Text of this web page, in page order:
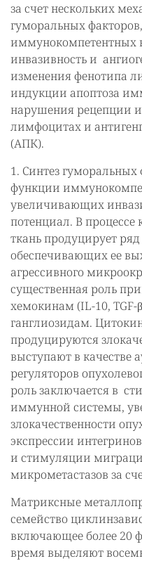
за счет нескольких
гуморальных
иммунокомпетентных
инвазивность и
изменения фенотипа
индукции апоптоза
нарушения рецепции
лимфоцитах и
(АПК).
1. Синтез
функции
увеличивающих
потенциал. В процессе
ткань продуцирует
обеспечивающих ее
агрессивного
существенная роль
хемокинам (IL-10, TGF-
ганглиозидам.
продуцируются
выступают в
регуляторов
роль заключается в
иммунной системы,
злокачественности
экспрессии
и стимуляции
микрометастазов за
Матриксные
семейство
включающее более 20
время выделяют